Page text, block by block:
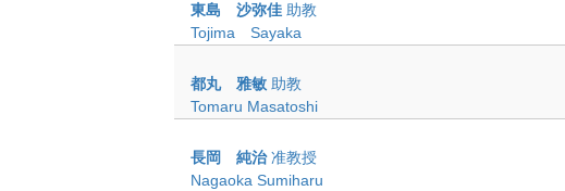
東島 沙弥佳 助教
Tojima Sayaka
都丸 雅敏 助教
Tomaru Masatoshi
長岡 純治准教授
Nagaoka Sumiharu